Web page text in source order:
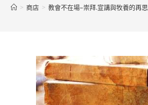
> 商店 > 教會不在場–崇拜.宣講與牧養的再思